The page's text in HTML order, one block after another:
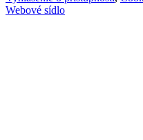
Webové sídlo